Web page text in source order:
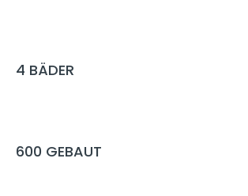
4 BÄDER
600 GEBAUT